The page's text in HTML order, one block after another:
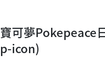
寶可夢Pokepeace
p-icon)